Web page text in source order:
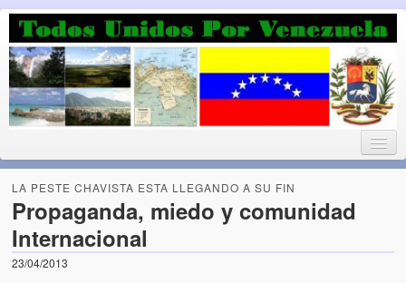
Luchando por la Democracia
Fuera el chavismo, la peor peste que le ha caido a esta tierra
Home
LA PESTE CHAVISTA ESTA LLEGANDO A SU FIN
Propaganda, miedo y comunidad
Internacional
23/04/2013